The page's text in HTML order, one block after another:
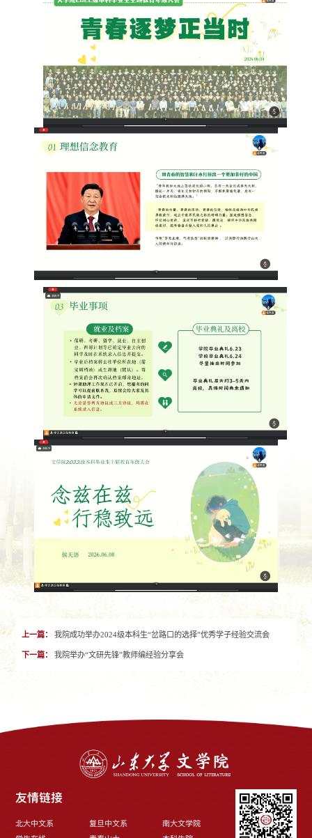
上一篇： 我院成功举办2024级本科生“岔路口的选择”优秀学子经验交流会
下一篇： 我院举办“文研先锋”教师编经验分享会
友情链接
北大中文系 复旦中文系
南大文学院